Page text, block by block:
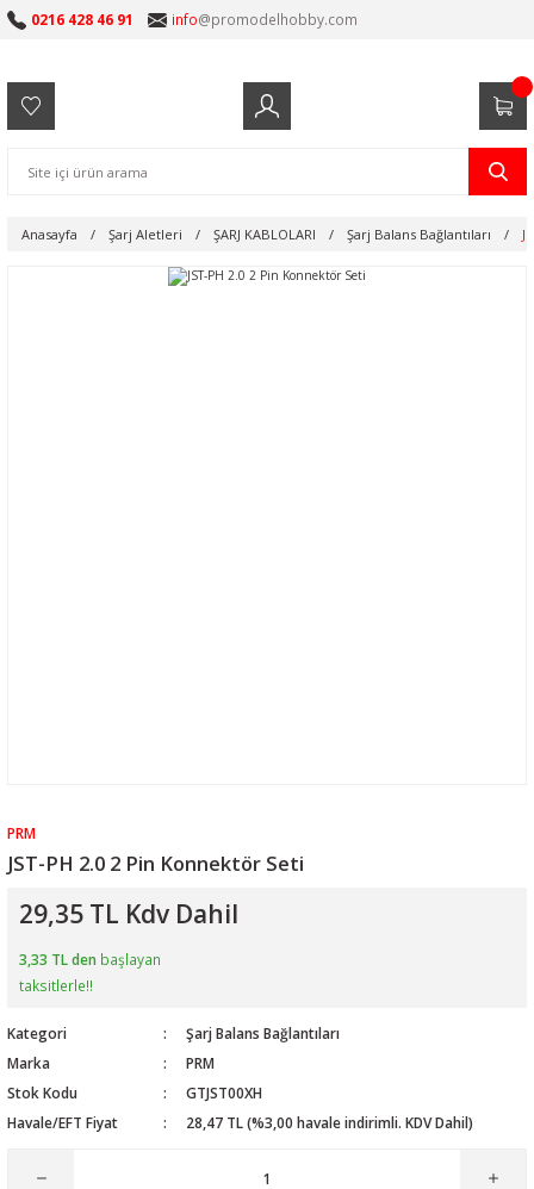
0216 428 46 91 info@promodelhobby.com
Anasayfa Şarj Aletleri ŞARJ KABLOLARI Şarj Balans Bağlantıları
PRM
JST-PH 2.0 2 Pin Konnektör Seti
29,35 TL Kdv Dahil
3,33 TL den başlayan
taksitlerle!!
Kategori
Şarj Balans Bağlantıları
Marka
PRM
Stok Kodu
GTJST00XH
Havale/EFT Fiyat
28,47 TL (%3,00 havale indirimli. KDV Dahil)